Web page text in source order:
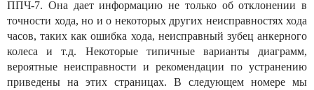
ППЧ-7. Она дает информацию не только об отклонении в
точности хода, но и о некоторых других неисправностях хода
часов, таких как ошибка хода, неисправный зубец анкерного
колеса и т.д. Некоторые типичные варианты диаграмм,
вероятные неисправности и рекомендации по устранению
приведены на этих страницах. В следующем номере мы